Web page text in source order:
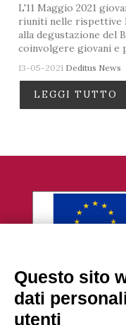
L'11 Maggio 2021
riuniti nelle rispettive
alla degustazione del
coinvolgere giovani e
13-05-2021 Deditus News
LEGGI TUTTO
Questo sito
dati
utenti